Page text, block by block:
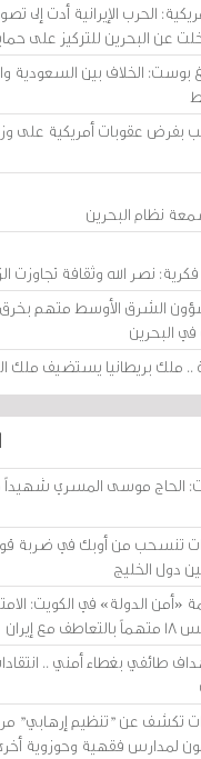
الحرب الإيرانية أدت إلى
عن البحرين للتركيز على
بوست: الخلاف بين السعودية
بفرض عقوبات أمريكية على
نظام البحرين
نصر الله وثقافة تجاوزت
الشرق الأوسط متهم
البحرين
.. ملك بريطانيا يستضيف ملك
الحاج موسى المسري
تنسحب من أوبك في ضربة
دول الخليج
طائفي بغطاء أمني ..
تكشف عن "تنظيم إرهابي"
لمدارس فقهية وحوزوية